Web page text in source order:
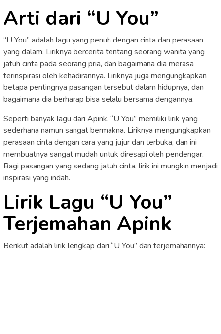
Arti dari “U You”
“U You” adalah lagu yang penuh dengan cinta dan perasaan
yang dalam. Liriknya bercerita tentang seorang wanita yang
jatuh cinta pada seorang pria, dan bagaimana dia merasa
terinspirasi oleh kehadirannya. Liriknya juga mengungkapkan
betapa pentingnya pasangan tersebut dalam hidupnya, dan
bagaimana dia berharap bisa selalu bersama dengannya.
Seperti banyak lagu dari Apink, “U You” memiliki lirik yang
sederhana namun sangat bermakna. Liriknya mengungkapkan
perasaan cinta dengan cara yang jujur ​​dan terbuka, dan ini
membuatnya sangat mudah untuk diresapi oleh pendengar.
Bagi pasangan yang sedang jatuh cinta, lirik ini mungkin menjadi
inspirasi yang indah.
Lirik Lagu “U You”
Terjemahan Apink
Berikut adalah lirik lengkap dari “U You” dan terjemahannya: